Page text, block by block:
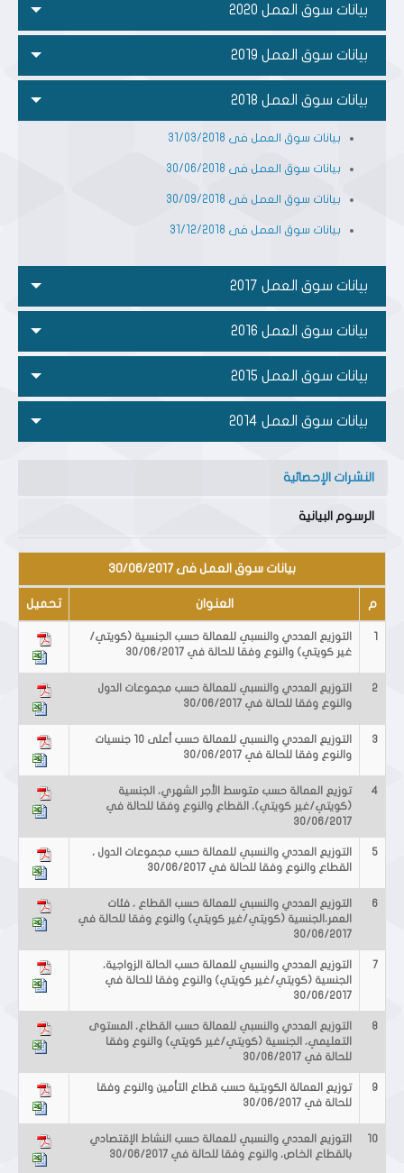
بيانات سوق العمل 2020
بيانات سوق العمل 2019
بيانات سوق العمل 2018
بيانات سوق العمل فى 31/03/2018
بيانات سوق العمل فى 30/06/2018
بيانات سوق العمل فى 30/09/2018
بيانات سوق العمل فى 31/12/2018
بيانات سوق العمل 2017
بيانات سوق العمل 2016
بيانات سوق العمل 2015
بيانات سوق العمل 2014
النشرات الإحصائية
الرسوم البيانية
بيانات سوق العمل فى 30/06/2017
م العنوان تحميل
1
التوزيع العددي والنسبي للعمالة حسب الجنسية (كويتي/
غير كويتي) والنوع وفقا للحالة في 30/06/2017
2
التوزيع العددي والنسبي للعمالة حسب مجموعات الدول
والنوع وفقا للحالة في 30/06/2017
3
التوزيع العددي والنسبي للعمالة حسب أعلى 10 جنسيات
والنوع وفقا للحالة في 30/06/2017
4
توزيع العمالة حسب متوسط الأجر الشهري، الجنسية
(كويتي/غير كويتي)، القطاع والنوع وفقا للحالة في
30/06/2017
5
التوزيع العددي والنسبي للعمالة حسب مجموعات الدول ،
القطاع والنوع وفقا للحالة في 30/06/2017
6
التوزيع العددي والنسبي للعمالة حسب القطاع ، فئات
العمر،الجنسية (كويتي/غير كويتي) والنوع وفقا للحالة في
30/06/2017
7
التوزيع العددي والنسبي للعمالة حسب الحالة الزواجية،
الجنسية (كويتي/غير كويتي) والنوع وفقا للحالة في
30/06/2017
8
التوزيع العددي والنسبي للعمالة حسب القطاع، المستوى
التعليمي، الجنسية (كويتي/غير كويتي) والنوع وفقا
للحالة في 30/06/2017
9
توزيع العمالة الكويتية حسب قطاع التأمين والنوع وفقا
للحالة في 30/06/2017
10
التوزيع العددي والنسبي للعمالة حسب النشاط الإقتصادي
بالقطاع الخاص، والنوع وفقا للحالة في 30/06/2017